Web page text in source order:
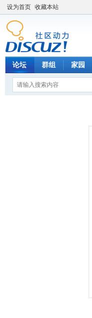
设为首页 收藏本站
论坛 群组 家园